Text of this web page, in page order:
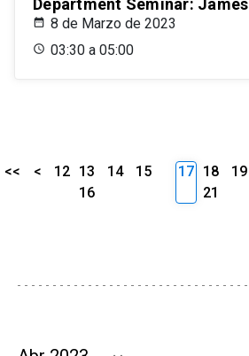
Department Seminar:
8 de Marzo de 2023
03:30 a 05:00
<< < 12 13 14
15
16
17 18 19
21